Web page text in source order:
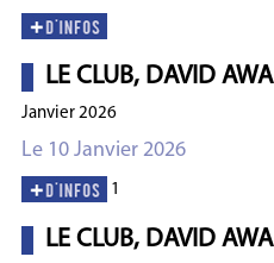
LE CLUB, DAVID AWA
Janvier 2026
Le 10 Janvier 2026
LE CLUB, DAVID AWA
1